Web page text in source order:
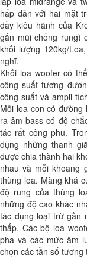
hấp dẫn với hai mặt
đầy kiêu hãnh của
gắn mũi chống rung)
khối lượng 120kg/
nghĩ.
Khối loa woofer có
công suất tương
công suất và ampli
Mỗi loa con có
ra âm bass có độ
tác rất công phu.
dụng những thanh
được chia thành hai
nhau và mỗi khoang
thùng loa. Màng khá
độ rung của thùng
những độ cao khác
tác dụng loại trừ gần
thấp. Các bộ loa
pha và các mức âm
chọn các tần số tương